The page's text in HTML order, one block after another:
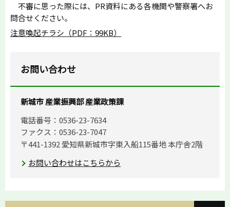
不審に思った際には、PR資料にある各機関や警察署へお
問合せください。
注意喚起チラシ（PDF：99KB）
お問い合わせ
新城市 産業振興部 産業政策課
電話番号：0536-23-7634
ファクス：0536-23-7047
〒441-1392 愛知県新城市字東入船115番地 本庁舎2階
お問い合わせはこちらから